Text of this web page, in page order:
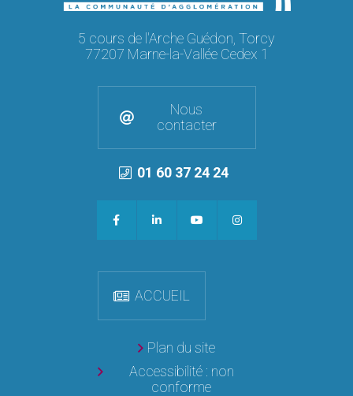
5 cours de l'Arche Guédon, Torcy
77207 Marne-la-Vallée Cedex 1
Nous
contacter
01 60 37 24 24
ACCUEIL
Plan du site
Accessibilité : non
conforme